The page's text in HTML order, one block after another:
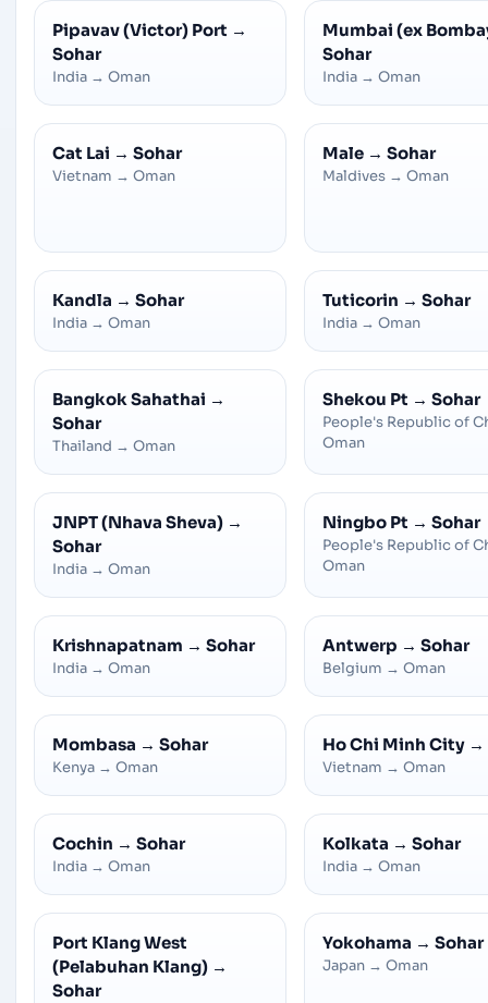
Pipavav (Victor) Port →
Sohar
India → Oman
Mumbai (ex
Sohar
India → Oman
Cat Lai → Sohar
Vietnam → Oman
Male → Sohar
Maldives → Oman
Kandla → Sohar
India → Oman
Tuticorin → Sohar
India → Oman
Bangkok Sahathai →
Sohar
Thailand → Oman
Shekou Pt → Sohar
People's Republic of
Oman
JNPT (Nhava Sheva) →
Sohar
India → Oman
Ningbo Pt → Sohar
People's Republic of
Oman
Krishnapatnam → Sohar
India → Oman
Antwerp → Sohar
Belgium → Oman
Mombasa → Sohar
Kenya → Oman
Ho Chi Minh City →
Vietnam → Oman
Cochin → Sohar
India → Oman
Kolkata → Sohar
India → Oman
Port Klang West
(Pelabuhan Klang) →
Sohar
Yokohama → Sohar
Japan → Oman